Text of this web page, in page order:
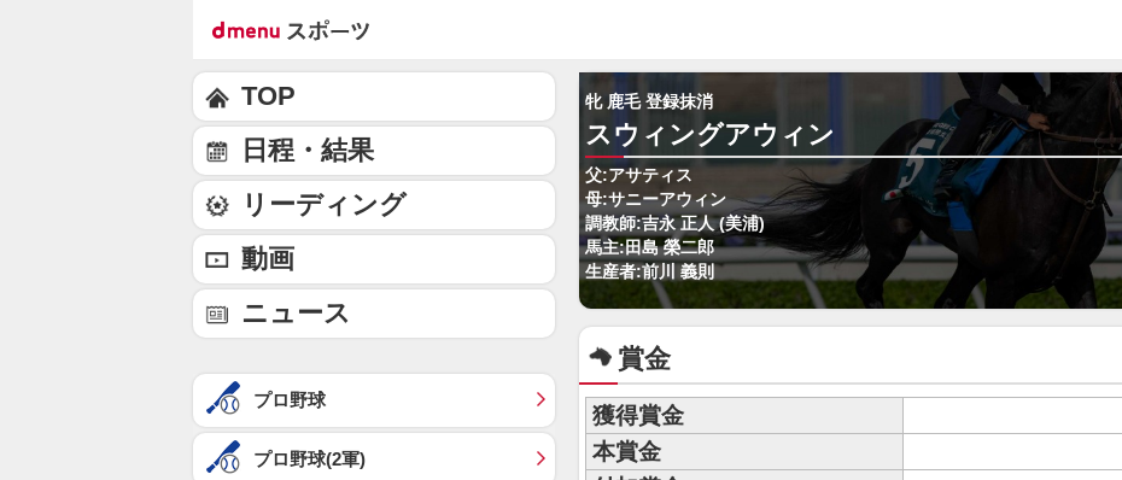
牝 鹿毛 登録抹消
スウィングアウィン
父:アサティス
母:サニーアウィン
調教師:吉永 正人 (美浦)
馬主:田島 榮二郎
生産者:前川 義則
賞金
獲得賞金
本賞金
TOP
日程・結果
リーディング
動画
ニュース
プロ野球
プロ野球(2軍)